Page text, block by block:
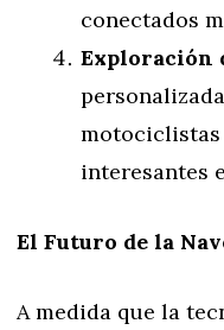
conectados
Exploración
motociclistas
interesantes
El Futuro de la
A medida que la